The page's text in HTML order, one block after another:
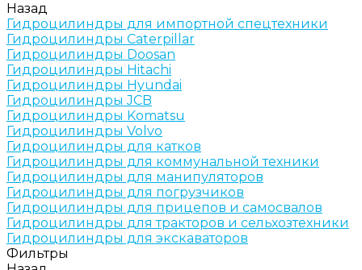
Назад
Гидроцилиндры для импортной спецтехники
Гидроцилиндры Caterpillar
Гидроцилиндры Doosan
Гидроцилиндры Hitachi
Гидроцилиндры Hyundai
Гидроцилиндры JCB
Гидроцилиндры Komatsu
Гидроцилиндры Volvo
Гидроцилиндры для катков
Гидроцилиндры для коммунальной техники
Гидроцилиндры для манипуляторов
Гидроцилиндры для погрузчиков
Гидроцилиндры для прицепов и самосвалов
Гидроцилиндры для тракторов и сельхозтехники
Гидроцилиндры для экскаваторов
Фильтры